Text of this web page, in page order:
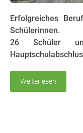
Erfolgreiches
Schülerinnen.
26 Schüler
Weiterlesen